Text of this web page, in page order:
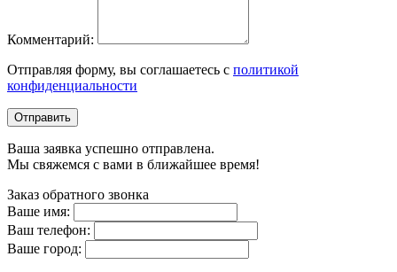
Комментарий:
Отправляя форму, вы соглашаетесь с политикой
конфиденциальности
Отправить
Ваша заявка успешно отправлена.
Мы свяжемся с вами в ближайшее время!
Заказ обратного звонка
Ваше имя:
Ваш телефон:
Ваше город: